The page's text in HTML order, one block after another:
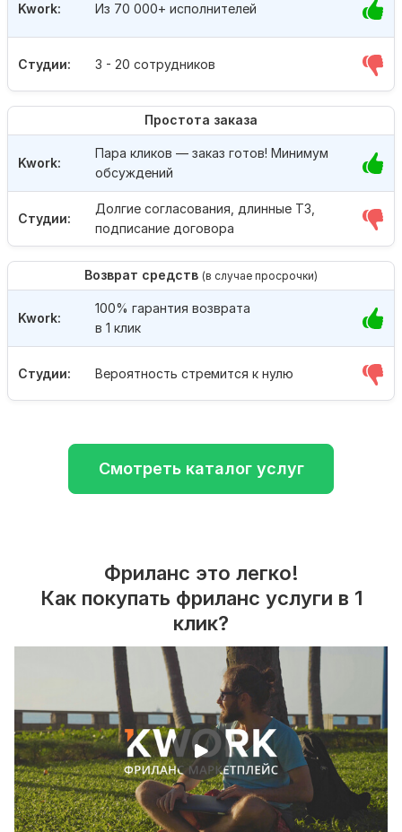
Студии: 3 - 20 сотрудников
Kwork: Из 70 000+ исполнителей
Простота заказа
Студии:
Долгие согласования, длинные ТЗ,
подписание договора
Kwork:
Пара кликов — заказ готов! Минимум
обсуждений
Возврат средств (в случае просрочки)
Студии: Вероятность стремится к нулю
Kwork:
100% гарантия возврата
в 1 клик
Смотреть каталог услуг
Фриланс это легко!
Как покупать фриланс услуги в 1
клик?